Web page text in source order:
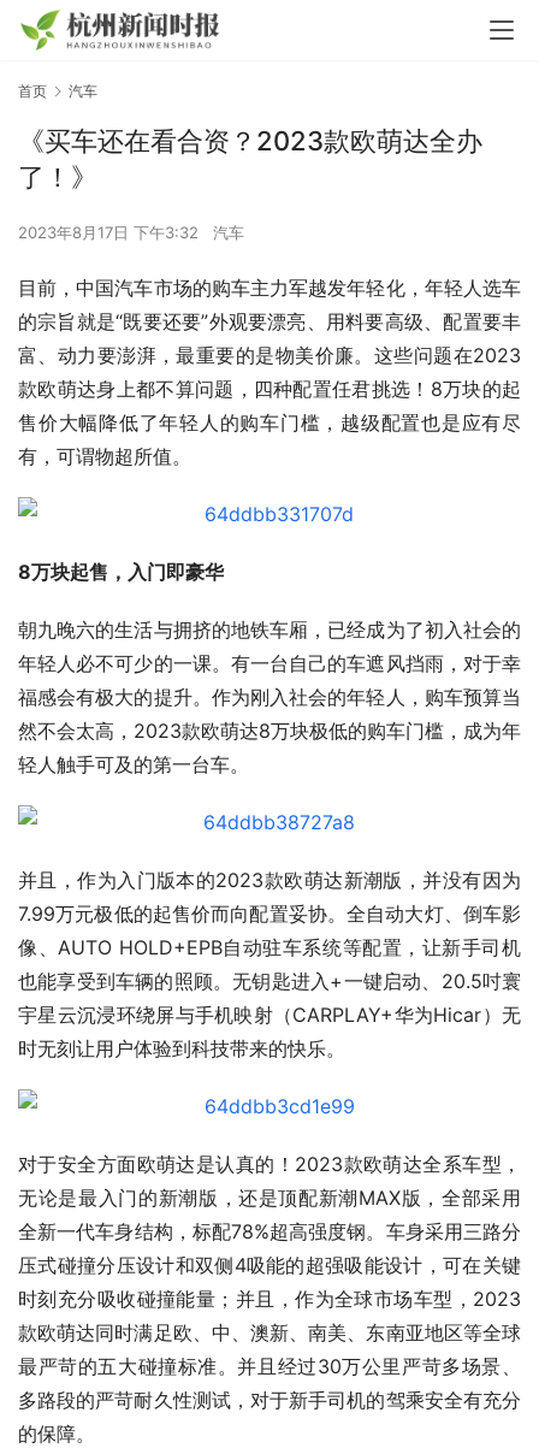
首页 汽车
《买车还在看合资？2023款欧萌达全办
了！》
2023年8月17日 下午3:32 汽车
目前，中国汽车市场的购车主力军越发年轻化，年轻人选车
的宗旨就是“既要还要”外观要漂亮、用料要高级、配置要丰
富、动力要澎湃，最重要的是物美价廉。这些问题在2023
款欧萌达身上都不算问题，四种配置任君挑选！8万块的起
售价大幅降低了年轻人的购车门槛，越级配置也是应有尽
有，可谓物超所值。
8万块起售，入门即豪华
朝九晚六的生活与拥挤的地铁车厢，已经成为了初入社会的
年轻人必不可少的一课。有一台自己的车遮风挡雨，对于幸
福感会有极大的提升。作为刚入社会的年轻人，购车预算当
然不会太高，2023款欧萌达8万块极低的购车门槛，成为年
轻人触手可及的第一台车。
并且，作为入门版本的2023款欧萌达新潮版，并没有因为
7.99万元极低的起售价而向配置妥协。全自动大灯、倒车影
像、AUTO HOLD+EPB自动驻车系统等配置，让新手司机
也能享受到车辆的照顾。无钥匙进入+一键启动、20.5吋寰
宇星云沉浸环绕屏与手机映射（CARPLAY+华为Hicar）无
时无刻让用户体验到科技带来的快乐。
对于安全方面欧萌达是认真的！2023款欧萌达全系车型，
无论是最入门的新潮版，还是顶配新潮MAX版，全部采用
全新一代车身结构，标配78%超高强度钢。车身采用三路分
压式碰撞分压设计和双侧4吸能的超强吸能设计，可在关键
时刻充分吸收碰撞能量；并且，作为全球市场车型，2023
款欧萌达同时满足欧、中、澳新、南美、东南亚地区等全球
最严苛的五大碰撞标准。并且经过30万公里严苛多场景、
多路段的严苛耐久性测试，对于新手司机的驾乘安全有充分
的保障。